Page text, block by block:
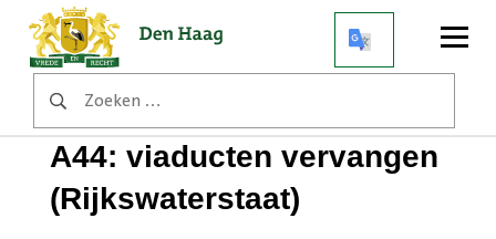
naar:
Open
A44: viaducten vervangen
(Rijkswaterstaat)
A44: viaducten vervangen (Rijkswaterstaat)